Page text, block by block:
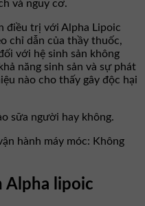
và nguy cơ.
điều trị với Alpha Lipoic
chỉ dẫn của thầy thuốc,
với hệ sinh sản không
năng sinh sản và sự phát
nào cho thấy gây độc hại
sữa người hay không.
hành máy móc: Không
Alpha lipoic